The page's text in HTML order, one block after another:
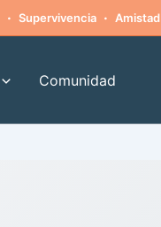
· Supervivencia · Amistad
Comunidad